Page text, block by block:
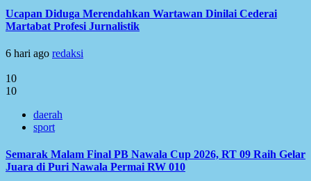
Ucapan Diduga Merendahkan Wartawan Dinilai Cederai
Martabat Profesi Jurnalistik
6 hari ago redaksi
10
10
daerah
sport
Semarak Malam Final PB Nawala Cup 2026, RT 09 Raih Gelar
Juara di Puri Nawala Permai RW 010